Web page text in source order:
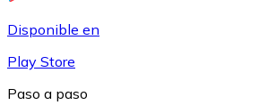
Disponible en
Play Store
Paso a paso